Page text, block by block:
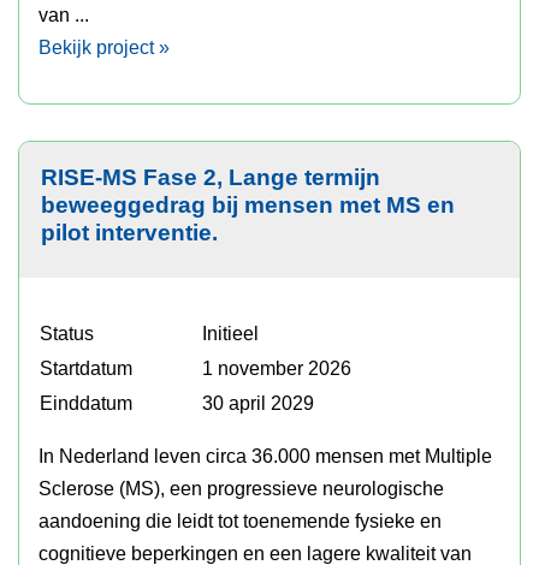
van ...
Bekijk project »
RISE-MS Fase 2, Lange termijn
beweeggedrag bij mensen met MS en
pilot interventie.
Status
Initieel
Startdatum
1 november 2026
Einddatum
30 april 2029
In Nederland leven circa 36.000 mensen met Multiple
Sclerose (MS), een progressieve neurologische
aandoening die leidt tot toenemende fysieke en
cognitieve beperkingen en een lagere kwaliteit van